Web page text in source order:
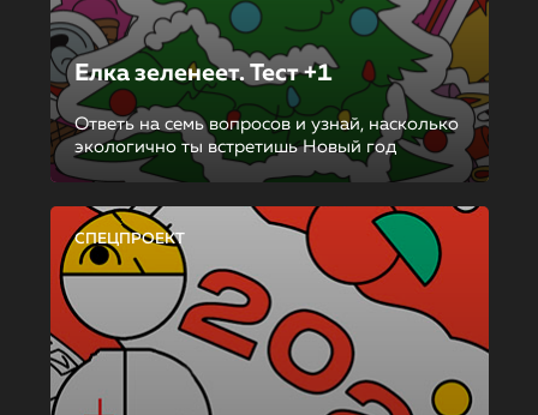
Елка зеленеет. Тест +1
Ответь на семь вопросов и узнай, насколько
экологично ты встретишь Новый год
СПЕЦПРОЕКТ